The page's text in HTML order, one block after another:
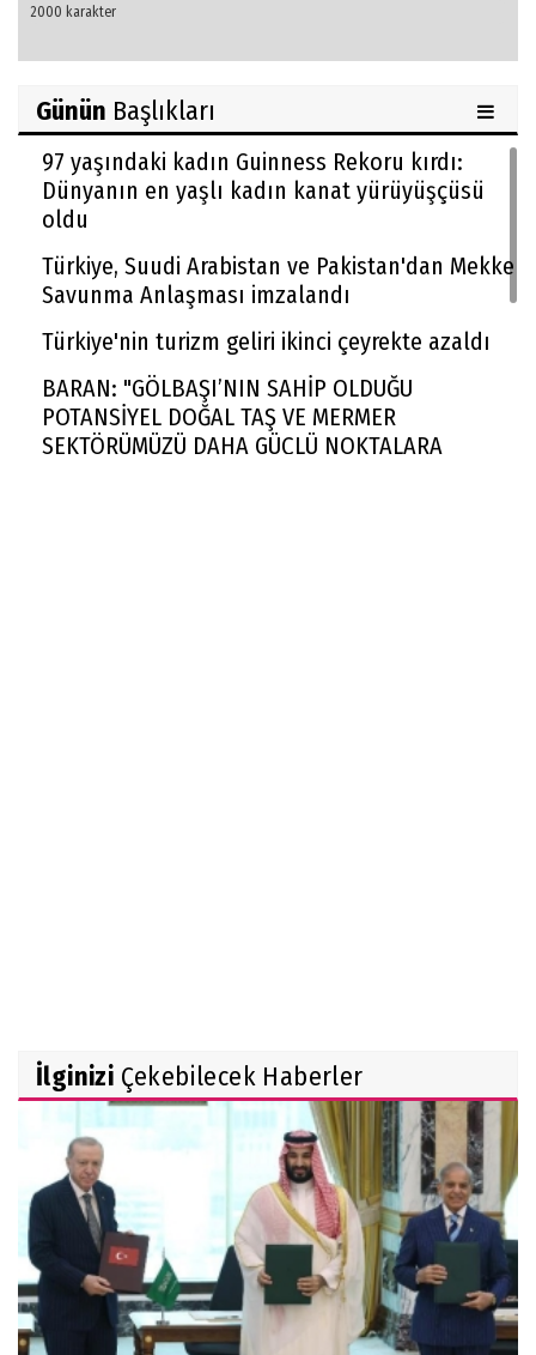
Günün Başlıkları
97 yaşındaki kadın Guinness Rekoru kırdı:
Dünyanın en yaşlı kadın kanat yürüyüşçüsü
oldu
Türkiye, Suudi Arabistan ve Pakistan'dan Mekke
Savunma Anlaşması imzalandı
Türkiye'nin turizm geliri ikinci çeyrekte azaldı
BARAN: "GÖLBAŞI’NIN SAHİP OLDUĞU
POTANSİYEL DOĞAL TAŞ VE MERMER
SEKTÖRÜMÜZÜ DAHA GÜÇLÜ NOKTALARA
İlginizi Çekebilecek Haberler